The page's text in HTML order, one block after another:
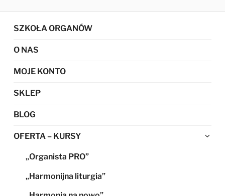
SZKOŁA ORGANÓW
O NAS
MOJE KONTO
SKLEP
BLOG
OFERTA – KURSY
„Organista PRO”
„Harmonijna liturgia”